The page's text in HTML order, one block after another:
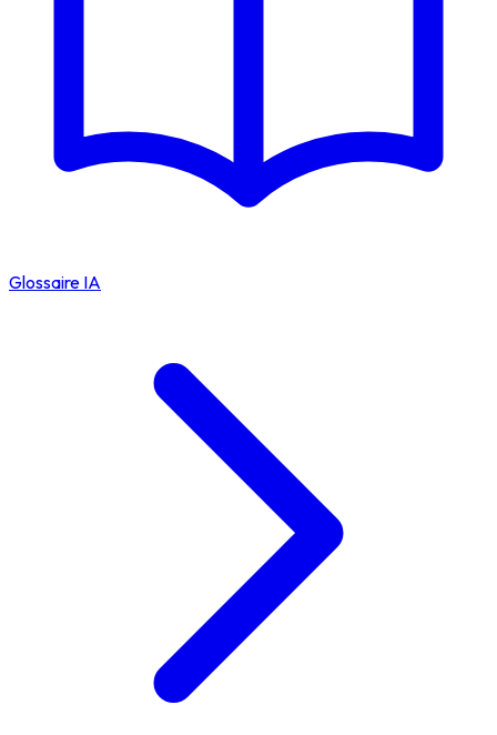
Glossaire IA